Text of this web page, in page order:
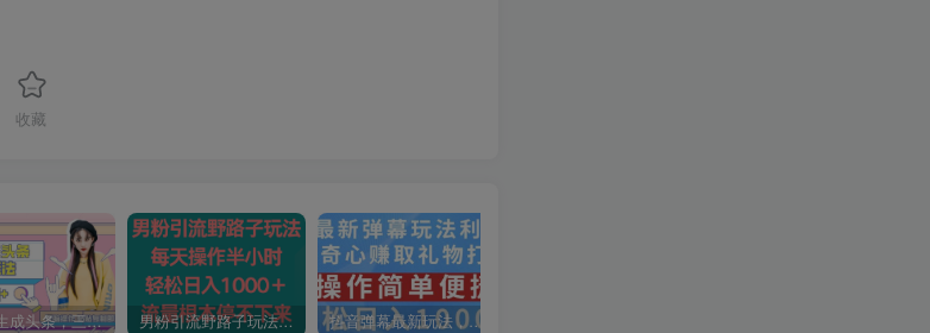
收藏
AI自动生成头条，三天必起号，三分钟轻松发布内容，复制粘贴，保姆级教… 男粉引流野路子玩法，每天操作半小时轻松日入1000＋，流量根本停不下来 抖音弹幕最新玩法，利用粉丝好奇心赚取礼物打赏，轻松日入1000+